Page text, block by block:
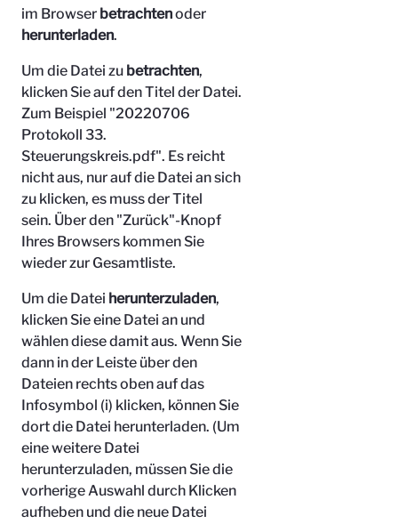
im Browser betrachtenoder
herunterladen.
Um die Datei zu betrachten,
klicken Sie auf den Titel der Datei.
Zum Beispiel "20220706
Protokoll 33.
Steuerungskreis.pdf". Es reicht
nicht aus, nur auf die Datei an sich
zu klicken, es muss der Titel
sein. Über den "Zurück"-Knopf
Ihres Browsers kommen Sie
wieder zur Gesamtliste.
Um die Datei herunterzuladen,
klicken Sie eine Datei an und
wählen diese damit aus. Wenn Sie
dann in der Leiste über den
Dateien rechts oben auf das
Infosymbol (i) klicken, können Sie
dort die Datei herunterladen. (Um
eine weitere Datei
herunterzuladen, müssen Sie die
vorherige Auswahl durch Klicken
aufheben und die neue Datei